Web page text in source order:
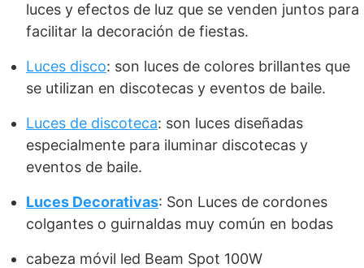
luces y efectos de luz que se venden juntos para
facilitar la decoración de fiestas.
Luces disco: son luces de colores brillantes que
se utilizan en discotecas y eventos de baile.
Luces de discoteca: son luces diseñadas
especialmente para iluminar discotecas y
eventos de baile.
Luces Decorativas: Son Luces de cordones
colgantes o guirnaldas muy común en bodas
cabeza móvil led Beam Spot 100W